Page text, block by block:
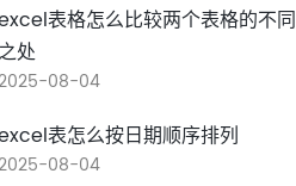
表格怎么比较两个表格的不同
之处
08-04
表怎么按日期顺序排列
08-04